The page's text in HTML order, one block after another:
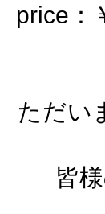
price：
ただ
皆